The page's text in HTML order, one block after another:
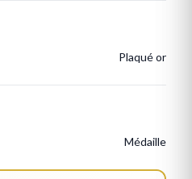
Plaqué or
Médaille